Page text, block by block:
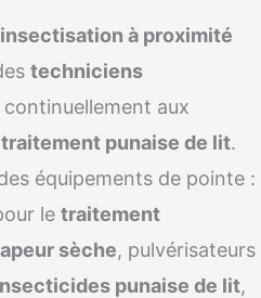
à proximité
techniciens
aux
traitement punaise de lit.
équipements de pointe :
le traitement
sèche, pulvérisateurs
punaise de lit,